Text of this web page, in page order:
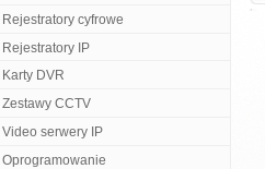
Rejestratory cyfrowe
Rejestratory IP
Karty DVR
Zestawy CCTV
Video serwery IP
Oprogramowanie